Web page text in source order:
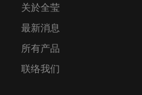
关於全莹
最新消息
所有产品
联络我们